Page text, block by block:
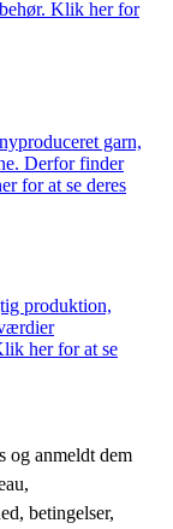
Klik her for
garn,
Derfor finder
for at se deres
produktion,
her for at se
og anmeldt dem
betingelser,